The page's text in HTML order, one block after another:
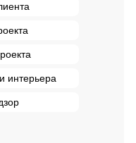
интерьера